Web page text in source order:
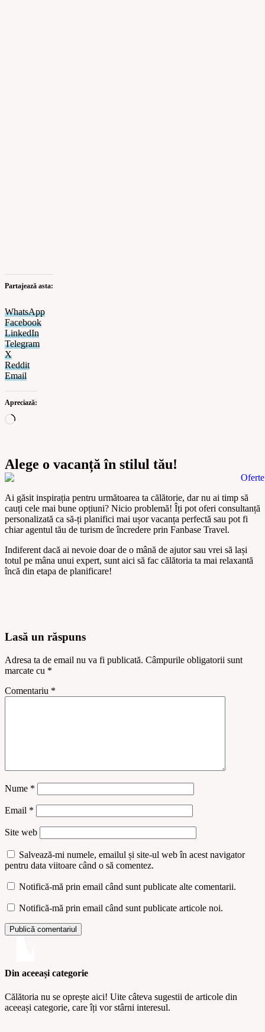
Partajează asta:
WhatsApp
Facebook
LinkedIn
Telegram
X
Reddit
Email
Apreciază:
Alege o vacanță în stilul tău!
Ai găsit inspirația pentru următoarea ta călătorie, dar nu ai timp să
cauți cele mai bune opțiuni? Nicio problemă! Îți pot oferi consultanță
personalizată ca să-ți planifici mai ușor vacanța perfectă sau pot fi
chiar agentul tău de turism de încredere prin Fanbase Travel.
Indiferent dacă ai nevoie doar de o mână de ajutor sau vrei să lași
totul pe mâna unui expert, sunt aici să fac călătoria ta mai relaxantă
încă din etapa de planificare!
Lasă un răspuns
Adresa ta de email nu va fi publicată. Câmpurile obligatorii sunt
marcate cu *
Comentariu *
Nume *
Email *
Site web
Salvează-mi numele, emailul și site-ul web în acest navigator
pentru data viitoare când o să comentez.
Notifică-mă prin email când sunt publicate alte comentarii.
Notifică-mă prin email când sunt publicate articole noi.
Din aceeași categorie
Călătoria nu se oprește aici! Uite câteva sugestii de articole din
aceeași categorie, care îți vor stârni interesul.